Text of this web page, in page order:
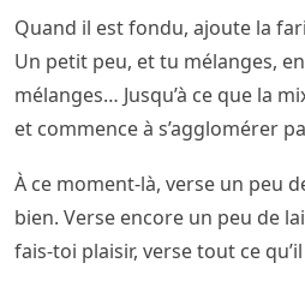
Quand il est fondu, ajoute la
Un petit peu, et tu mélanges,
mélanges… Jusqu’à ce que la
et commence à s’agglomérer
À ce moment-là, verse un peu
bien. Verse encore un peu de
fais-toi plaisir, verse tout ce